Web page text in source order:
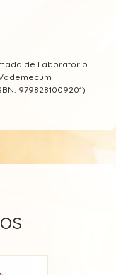
de Laboratorio
9798281009201)